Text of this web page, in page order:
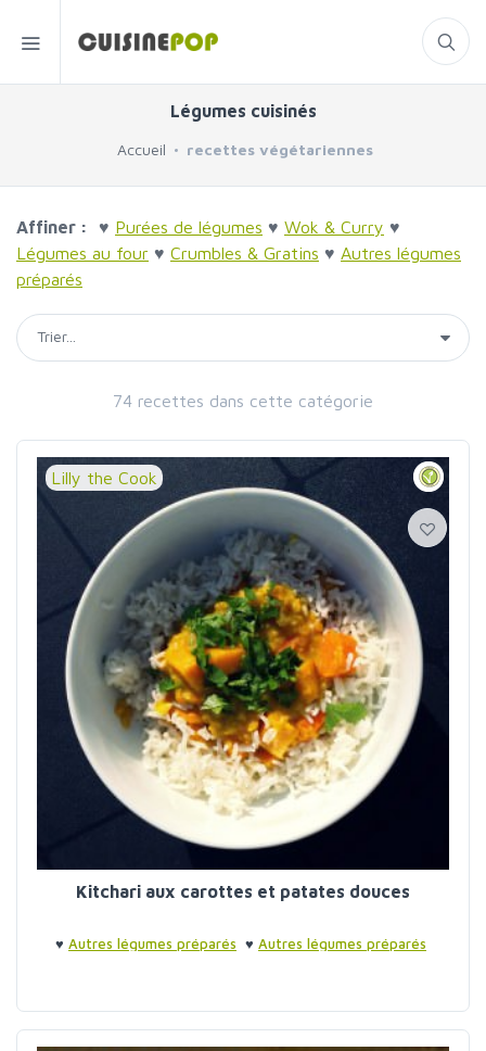
Légumes cuisinés
Accueil recettes végétariennes
Affiner : ♥ Purées de légumes ♥ Wok & Curry ♥
Légumes au four ♥ Crumbles & Gratins ♥ Autres légumes
préparés
74 recettes dans cette catégorie
Lilly the Cook
Kitchari aux carottes et patates douces
♥ Autres légumes préparés ♥ Autres légumes préparés